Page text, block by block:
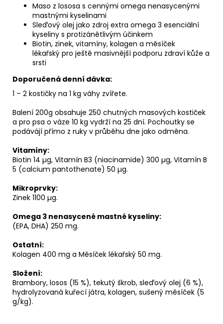
Maso z lososa s cennými omega nenasycenými
mastnými kyselinami
Sleďový olej jako zdroj extra omega 3 esenciální
kyseliny s protizánětlivým účinkem
Biotin, zinek, vitamíny, kolagen a měsíček
lékařský pro ještě masivnější podporu zdraví kůže a
srsti
Doporučená denní dávka:
1 – 2 kostičky na 1 kg váhy zvířete.
Balení 200g obsahuje 250 chutných masových kostiček
a pro psa o váze 10 kg vydrží na 25 dní. Pochoutky se
podávájí přímo z ruky v průběhu dne jako odměna.
Vitamíny:
Biotin 14 µg, Vitamín B3 (niacinamide) 300 µg, Vitamín B
5 (calcium pantothenate) 50 µg.
Mikroprvky:
Zinek 1100 µg.
Omega 3 nenasycené mastné kyseliny:
(EPA, DHA) 250 mg.
Ostatní:
Kolagen 400 mg a Měsíček lékařský 50 mg.
Složení:
Brambory, losos (15 %), tekutý škrob, sleďový olej (6 %),
hydrolyzovaná kuřecí játra, kolagen, sušený měsíček (5
g/kg).